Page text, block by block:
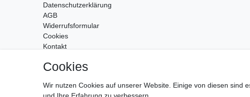
Daten­schutz­erklärung
AGB
Widerrufsformular
Cookies
Kontakt
Cookies
Wir nutzen Cookies auf unserer Website. Einige von diesen sind